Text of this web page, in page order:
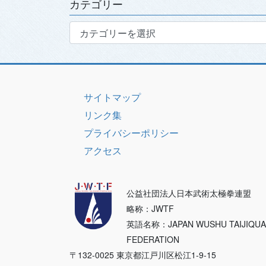
カテゴリー
カ
テ
サイトマップ
リンク集
プライバシーポリシー
アクセス
公益社団法人日本武術太極拳連盟
略称：JWTF
英語名称：JAPAN WUSHU
FEDERATION
〒132-0025 東京都江戸川区松江1-9-15